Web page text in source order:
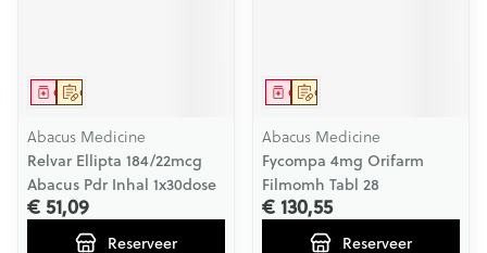
Op voorschrift
Geneesmiddel
Abacus Medicine
Relvar Ellipta 184/22mcg
Abacus Pdr Inhal 1x30dose
€ 51,09
Reserveer
Op voorschrift
Geneesmiddel
Abacus Medicine
Fycompa 4mg Orifarm
Filmomh Tabl 28
€ 130,55
Reserveer